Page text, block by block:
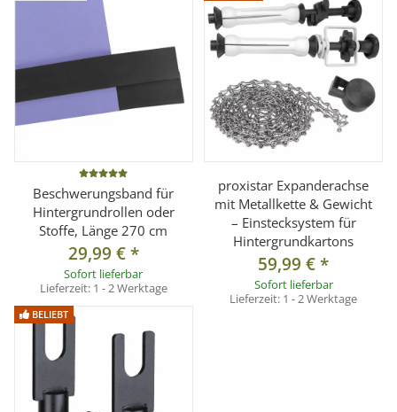
Beschwerungsband für
Hintergrundrollen oder
Stoffe, Länge 270 cm
29,99 €*
Sofort lieferbar
Lieferzeit: 1 - 2 Werktage
proxistar Expanderachse
mit Metallkette & Gewicht
– Einstecksystem für
Hintergrundkartons
59,99 €*
Sofort lieferbar
Lieferzeit: 1 - 2 Werktage
BELIEBT